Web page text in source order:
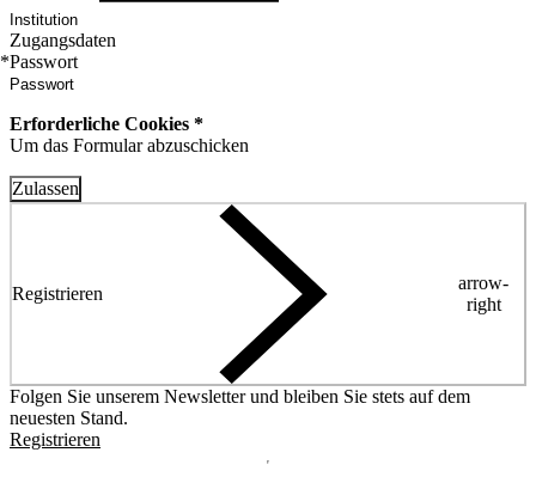
Zugangsdaten
*Passwort
Erforderliche Cookies *
Um das Formular abzuschicken
Zulassen
Registrieren
arrow-
right
Folgen Sie unserem Newsletter und bleiben Sie stets auf dem
neuesten Stand.
Registrieren